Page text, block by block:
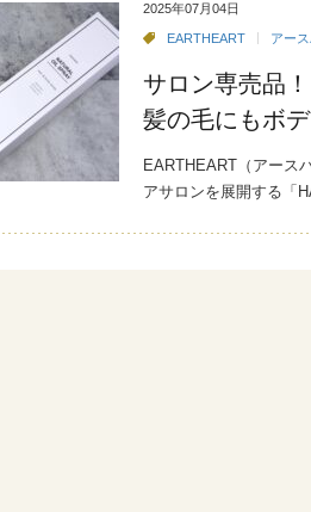
2025年07月04日
EARTHEART アー
サロン専売品
髪の毛にもボ
EARTHEART（アース
アサロンを展開する「